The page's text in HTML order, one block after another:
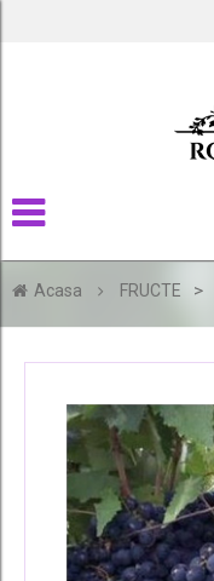
Acasa FRUCTE >